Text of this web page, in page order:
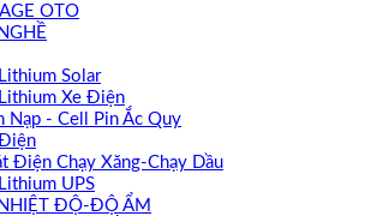
OTO
Solar
Xe Điện
Nạp - Cell Pin Ắc Quy
Điện Chạy Xăng-Chạy Dầu
UPS
ĐỘ-ĐỘ ẨM